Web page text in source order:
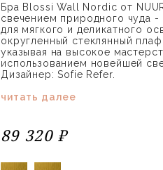
Бра Blossi Wall Nordic от
свечением природного чуда -
для мягкого и деликатного
округленный стеклянный
указывая на высокое
использованием новейшей
Дизайнер: Sofie Refer.
читать далее
89 320 ₽